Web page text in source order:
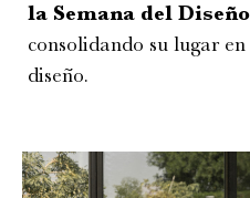
la Semana del
consolidando su lugar
diseño.